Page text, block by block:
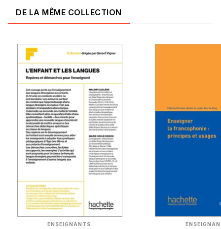
DE LA MÊME COLLECTION
ENSEIGNANTS